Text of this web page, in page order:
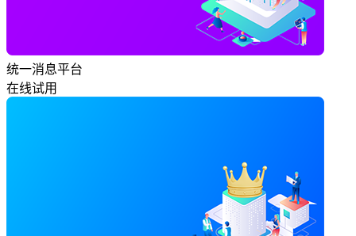
统一消息平台
在线试用